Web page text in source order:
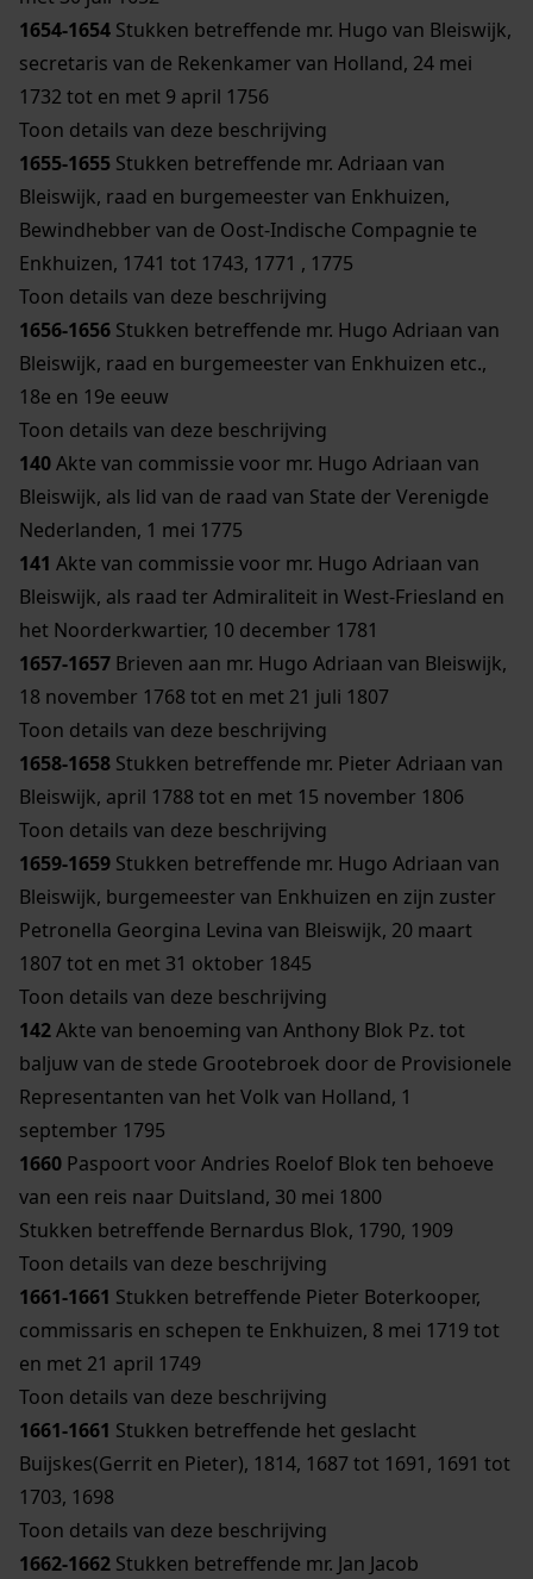
1654-1654 Stukken betreffende mr. Hugo van Bleiswijk,
secretaris van de Rekenkamer van Holland, 24 mei
1732 tot en met 9 april 1756
Toon details van deze beschrijving
1655-1655 Stukken betreffende mr. Adriaan van
Bleiswijk, raad en burgemeester van Enkhuizen,
Bewindhebber van de Oost-Indische Compagnie te
Enkhuizen, 1741 tot 1743, 1771 , 1775
Toon details van deze beschrijving
1656-1656 Stukken betreffende mr. Hugo Adriaan van
Bleiswijk, raad en burgemeester van Enkhuizen etc.,
18e en 19e eeuw
Toon details van deze beschrijving
140Akte van commissie voor mr. Hugo Adriaan van
Bleiswijk, als lid van de raad van State der Verenigde
Nederlanden, 1 mei 1775
141 Akte van commissie voor mr. Hugo Adriaan van
Bleiswijk, als raad ter Admiraliteit in West-Friesland en
het Noorderkwartier, 10 december 1781
1657-1657 Brieven aan mr. Hugo Adriaan van Bleiswijk,
18 november 1768 tot en met 21 juli 1807
Toon details van deze beschrijving
1658-1658 Stukken betreffende mr. Pieter Adriaan van
Bleiswijk, april 1788 tot en met 15 november 1806
Toon details van deze beschrijving
1659-1659 Stukken betreffende mr. Hugo Adriaan van
Bleiswijk, burgemeester van Enkhuizen en zijn zuster
Petronella Georgina Levina van Bleiswijk, 20 maart
1807 tot en met 31 oktober 1845
Toon details van deze beschrijving
142Akte van benoeming van Anthony Blok Pz. tot
baljuw van de stede Grootebroek door de Provisionele
Representanten van het Volk van Holland, 1
september 1795
1660 Paspoort voor Andries Roelof Blok ten behoeve
van een reis naar Duitsland, 30 mei 1800
Stukken betreffende Bernardus Blok, 1790, 1909
Toon details van deze beschrijving
1661-1661 Stukken betreffende Pieter Boterkooper,
commissaris en schepen te Enkhuizen, 8 mei 1719 tot
en met 21 april 1749
Toon details van deze beschrijving
1661-1661 Stukken betreffende het geslacht
Buijskes(Gerrit en Pieter), 1814, 1687 tot 1691, 1691 tot
1703, 1698
Toon details van deze beschrijving
1662-1662 Stukken betreffende mr. Jan Jacob